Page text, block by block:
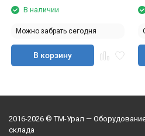
В наличии
Можно забрать сегодня
В корзину
2016-2026 © ТМ-Урал —
склада